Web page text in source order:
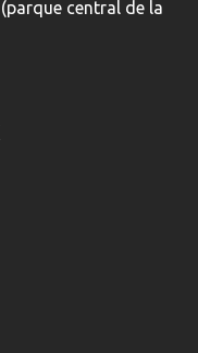
central de la